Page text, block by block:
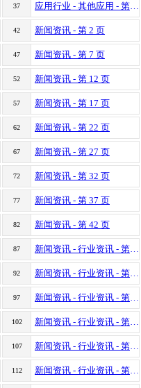
37 应用行业 - 其他应用 - 第 1 页
42 新闻资讯 - 第 2 页
47 新闻资讯 - 第 7 页
52 新闻资讯 - 第 12 页
57 新闻资讯 - 第 17 页
62 新闻资讯 - 第 22 页
67 新闻资讯 - 第 27 页
72 新闻资讯 - 第 32 页
77 新闻资讯 - 第 37 页
82 新闻资讯 - 第 42 页
87 新闻资讯 - 行业资讯 - 第 2 页
92 新闻资讯 - 行业资讯 - 第 7 页
97 新闻资讯 - 行业资讯 - 第 12 页
102 新闻资讯 - 行业资讯 - 第 17 页
107 新闻资讯 - 行业资讯 - 第 22 页
112 新闻资讯 - 行业资讯 - 第 27 页